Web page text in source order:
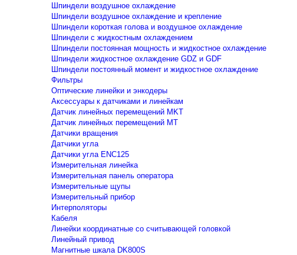
Шпиндели воздушное охлаждение
Шпиндели воздушное охлаждение и крепление
Шпиндели короткая голова и воздушное охлаждение
Шпиндели с жидкостным охлаждением
Шпиндели постоянная мощность и жидкостное охлаждение
Шпиндели жидкостное охлаждение GDZ и GDF
Шпиндели постоянный момент и жидкостное охлаждение
Фильтры
Оптические линейки и энкодеры
Аксессуары к датчиками и линейкам
Датчик линейных перемещений MKT
Датчик линейных перемещений MT
Датчики вращения
Датчики угла
Датчики угла ENC125
Измерительная линейка
Измерительная панель оператора
Измерительные щупы
Измерительный прибор
Интерполяторы
Кабеля
Линейки координатные со считывающей головкой
Линейный привод
Магнитные шкала DK800S